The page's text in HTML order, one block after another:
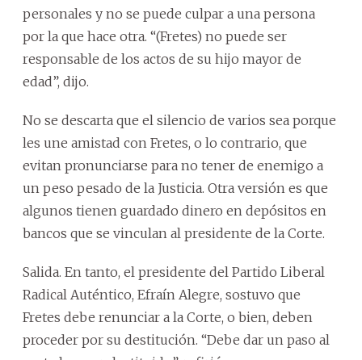
personales y no se puede culpar a una persona
por la que hace otra. “(Fretes) no puede ser
responsable de los actos de su hijo mayor de
edad”, dijo.
No se descarta que el silencio de varios sea porque
les une amistad con Fretes, o lo contrario, que
evitan pronunciarse para no tener de enemigo a
un peso pesado de la Justicia. Otra versión es que
algunos tienen guardado dinero en depósitos en
bancos que se vinculan al presidente de la Corte.
Salida. En tanto, el presidente del Partido Liberal
Radical Auténtico, Efraín Alegre, sostuvo que
Fretes debe renunciar a la Corte, o bien, deben
proceder por su destitución. “Debe dar un paso al